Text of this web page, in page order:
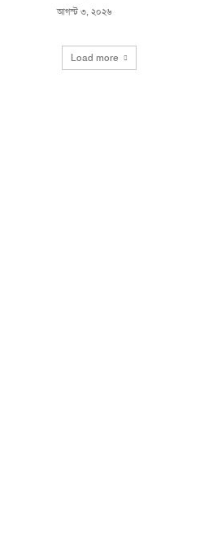
আগস্ট ৩, ২০২৬
Load more